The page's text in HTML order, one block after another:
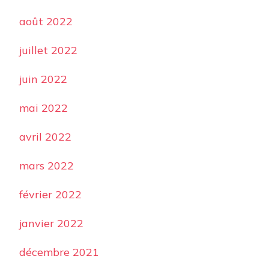
août 2022
juillet 2022
juin 2022
mai 2022
avril 2022
mars 2022
février 2022
janvier 2022
décembre 2021